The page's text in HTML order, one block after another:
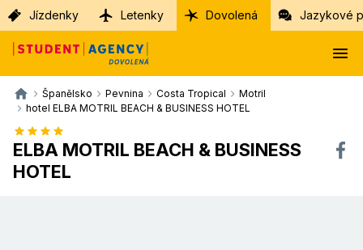
Jízdenky Letenky Dovolená Jazykové
Španělsko Pevnina Costa Tropical
Motril
hotel ELBA MOTRIL BEACH & BUSINESS HOTEL
ELBA MOTRIL BEACH & BUSINESS
HOTEL